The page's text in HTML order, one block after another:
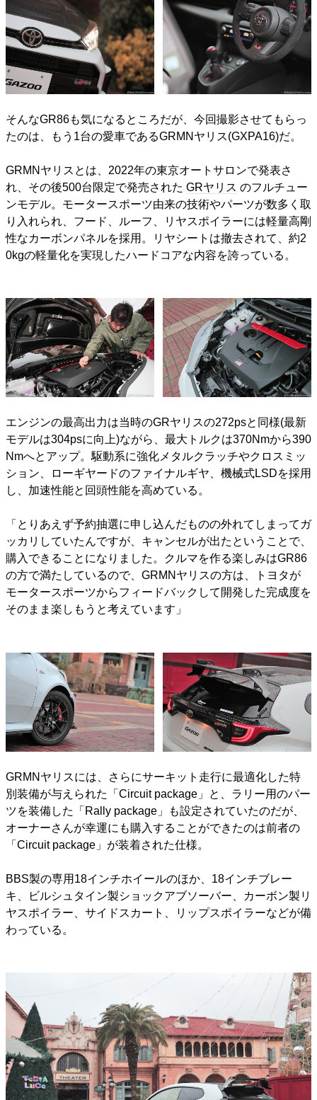
そんなGR86も気になるところだが、今回撮影させてもらっ
たのは、もう1台の愛車であるGRMNヤリス(GXPA16)だ。
GRMNヤリスとは、2022年の東京オートサロンで発表さ
れ、その後500台限定で発売された GRヤリス のフルチュー
ンモデル。モータースポーツ由来の技術やパーツが数多く取
り入れられ、フード、ルーフ、リヤスポイラーには軽量高剛
性なカーボンパネルを採用。リヤシートは撤去されて、約2
0kgの軽量化を実現したハードコアな内容を誇っている。
エンジンの最高出力は当時のGRヤリスの272psと同様(最新
モデルは304psに向上)ながら、最大トルクは370Nmから390
Nmへとアップ。駆動系に強化メタルクラッチやクロスミッ
ション、ローギヤードのファイナルギヤ、機械式LSDを採用
し、加速性能と回頭性能を高めている。
「とりあえず予約抽選に申し込んだものの外れてしまってガ
ッカリしていたんですが、キャンセルが出たということで、
購入できることになりました。クルマを作る楽しみはGR86
の方で満たしているので、GRMNヤリスの方は、トヨタが
モータースポーツからフィードバックして開発した完成度を
そのまま楽しもうと考えています」
GRMNヤリスには、さらにサーキット走行に最適化した特
別装備が与えられた「Circuit package」と、ラリー用のパー
ツを装備した「Rally package」も設定されていたのだが、
オーナーさんが幸運にも購入することができたのは前者の
「Circuit package」が装着された仕様。
BBS製の専用18インチホイールのほか、18インチブレー
キ、ビルシュタイン製ショックアブソーバー、カーボン製リ
ヤスポイラー、サイドスカート、リップスポイラーなどが備
わっている。